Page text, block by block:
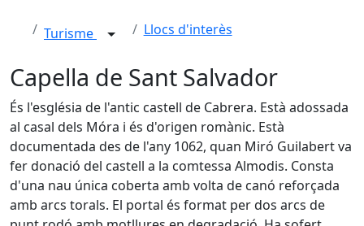
Turisme Llocs d'interès
Capella de Sant Salvador
És l'església de l'antic castell de Cabrera. Està adossada
al casal dels Móra i és d'origen romànic. Està
documentada des de l'any 1062, quan Miró Guilabert va
fer donació del castell a la comtessa Almodis. Consta
d'una nau única coberta amb volta de canó reforçada
amb arcs torals. El portal és format per dos arcs de